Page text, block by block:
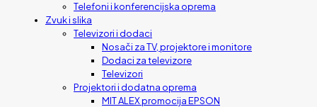
Telefoni i konferencijska oprema
Zvuk i slika
Televizori i dodaci
Nosači za TV, projektore i monitore
Dodaci za televizore
Televizori
Projektori i dodatna oprema
MIT ALEX promocija EPSON